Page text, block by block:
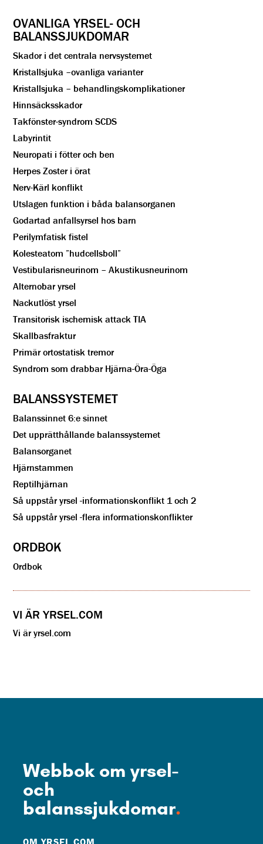
OVANLIGA YRSEL- OCH
BALANSSJUKDOMAR
Skador i det centrala nervsystemet
Kristallsjuka –ovanliga varianter
Kristallsjuka – behandlingskomplikationer
Hinnsäcksskador
Takfönster-syndrom SCDS
Labyrintit
Neuropati i fötter och ben
Herpes Zoster i örat
Nerv-Kärl konflikt
Utslagen funktion i båda balansorganen
Godartad anfallsyrsel hos barn
Perilymfatisk fistel
Kolesteatom ”hudcellsboll”
Vestibularisneurinom – Akustikusneurinom
Alternobar yrsel
Nackutlöst yrsel
Transitorisk ischemisk attack TIA
Skallbasfraktur
Primär ortostatisk tremor
Syndrom som drabbar Hjärna-Öra-Öga
BALANSSYSTEMET
Balanssinnet 6:e sinnet
Det upprätthållande balanssystemet
Balansorganet
Hjärnstammen
Reptilhjärnan
Så uppstår yrsel -informationskonflikt 1 och 2
Så uppstår yrsel -flera informationskonflikter
ORDBOK
Ordbok
VI ÄR YRSEL.COM
Vi är yrsel.com
Webbok om yrsel-
och
balanssjukdomar.
OM YRSEL.COM